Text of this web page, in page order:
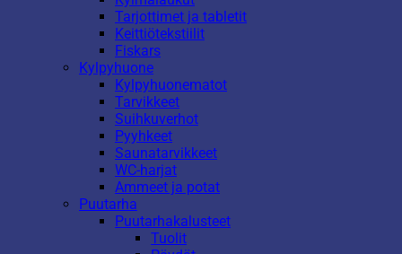
Tarjottimet ja tabletit
Keittiötekstiilit
Fiskars
Kylpyhuone
Kylpyhuonematot
Tarvikkeet
Suihkuverhot
Pyyhkeet
Saunatarvikkeet
WC-harjat
Ammeet ja potat
Puutarha
Puutarhakalusteet
Tuolit